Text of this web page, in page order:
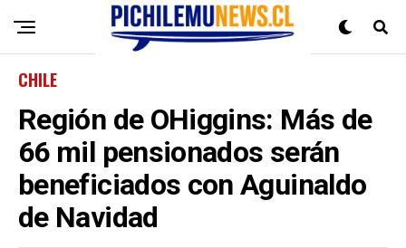
CHILE
Región de OHiggins: Más de
66 mil pensionados serán
beneficiados con Aguinaldo
de Navidad